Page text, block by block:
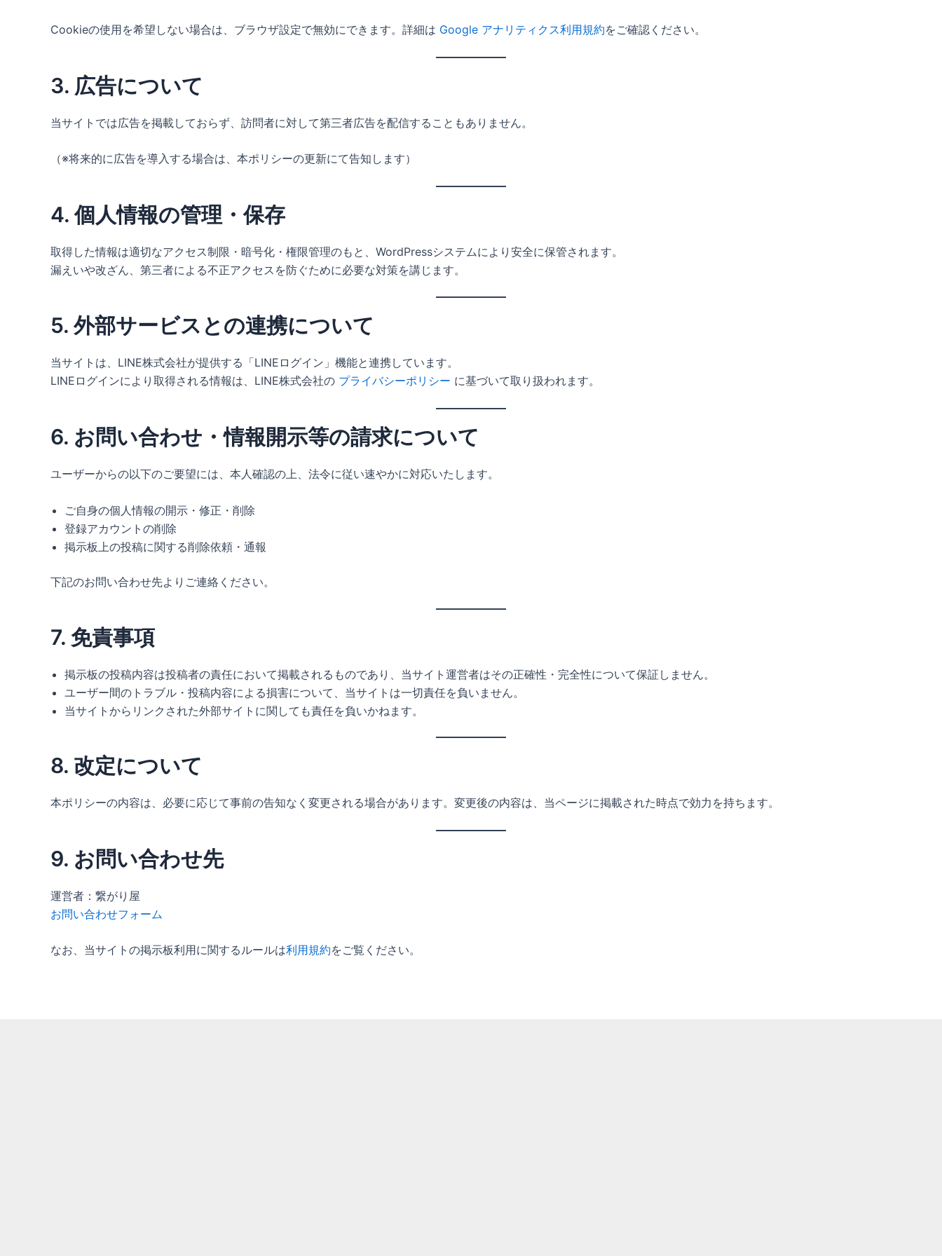
Cookieの使用を希望しない場合は、ブラウザ設定で無効にできます。詳細は Google アナリティクス利用規約をご確認ください。
3. 広告について
当サイトでは広告を掲載しておらず、訪問者に対して第三者広告を配信することもありません。
（※将来的に広告を導入する場合は、本ポリシーの更新にて告知します）
4. 個人情報の管理・保存
取得した情報は適切なアクセス制限・暗号化・権限管理のもと、WordPressシステムにより安全に保管されます。
漏えいや改ざん、第三者による不正アクセスを防ぐために必要な対策を講じます。
5. 外部サービスとの連携について
当サイトは、LINE株式会社が提供する「LINEログイン」機能と連携しています。
LINEログインにより取得される情報は、LINE株式会社の プライバシーポリシー に基づいて取り扱われます。
6. お問い合わせ・情報開示等の請求について
ユーザーからの以下のご要望には、本人確認の上、法令に従い速やかに対応いたします。
ご自身の個人情報の開示・修正・削除
登録アカウントの削除
掲示板上の投稿に関する削除依頼・通報
下記のお問い合わせ先よりご連絡ください。
7. 免責事項
掲示板の投稿内容は投稿者の責任において掲載されるものであり、当サイト運営者はその正確性・完全性について保証しません。
ユーザー間のトラブル・投稿内容による損害について、当サイトは一切責任を負いません。
当サイトからリンクされた外部サイトに関しても責任を負いかねます。
8. 改定について
本ポリシーの内容は、必要に応じて事前の告知なく変更される場合があります。変更後の内容は、当ページに掲載された時点で効力を持ちます。
9. お問い合わせ先
運営者：繋がり屋
お問い合わせフォーム
なお、当サイトの掲示板利用に関するルールは利用規約をご覧ください。